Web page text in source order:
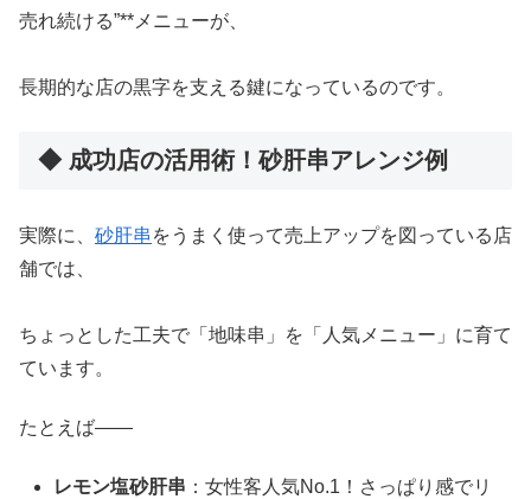
売れ続ける”**メニューが、
長期的な店の黒字を支える鍵になっているのです。
◆ 成功店の活用術！砂肝串アレンジ例
実際に、 砂肝串 をうまく使って売上アップを図っている店
舗では、
ちょっとした工夫で「地味串」を「人気メニュー」に育て
ています。
たとえば――
レモン塩砂肝串 ：女性客人気No.1！さっぱり感でリ